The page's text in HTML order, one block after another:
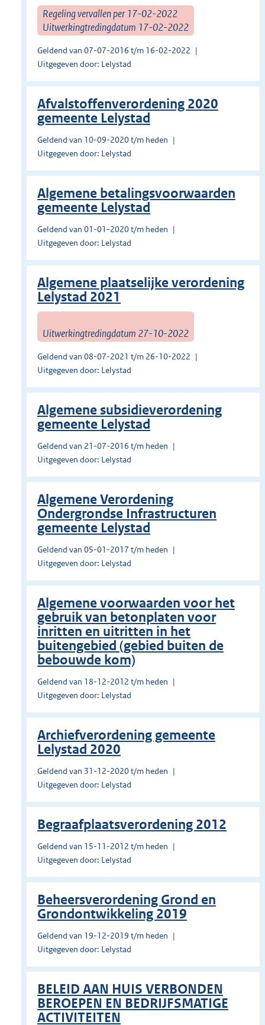
Regeling vervallen per 17-02-2022
Uitwerkingtredingdatum 17-02-2022
Geldend van 07-07-2016 t/m 16-02-2022
Uitgegeven door: Lelystad
Afvalstoffenverordening 2020
gemeente Lelystad
Geldend van 10-09-2020 t/m heden
Uitgegeven door: Lelystad
Algemene betalingsvoorwaarden
gemeente Lelystad
Geldend van 01-01-2020 t/m heden
Uitgegeven door: Lelystad
Algemene plaatselijke verordening
Lelystad 2021
Uitwerkingtredingdatum 27-10-2022
Geldend van 08-07-2021 t/m 26-10-2022
Uitgegeven door: Lelystad
Algemene subsidieverordening
gemeente Lelystad
Geldend van 21-07-2016 t/m heden
Uitgegeven door: Lelystad
Algemene Verordening
Ondergrondse Infrastructuren
gemeente Lelystad
Geldend van 05-01-2017 t/m heden
Uitgegeven door: Lelystad
Algemene voorwaarden voor het
gebruik van betonplaten voor
inritten en uitritten in het
buitengebied (gebied buiten de
bebouwde kom)
Geldend van 18-12-2012 t/m heden
Uitgegeven door: Lelystad
Archiefverordening gemeente
Lelystad 2020
Geldend van 31-12-2020 t/m heden
Uitgegeven door: Lelystad
Begraafplaatsverordening 2012
Geldend van 15-11-2012 t/m heden
Uitgegeven door: Lelystad
Beheersverordening Grond en
Grondontwikkeling 2019
Geldend van 19-12-2019 t/m heden
Uitgegeven door: Lelystad
BELEID AAN HUIS VERBONDEN
BEROEPEN EN BEDRIJFSMATIGE
ACTIVITEITEN